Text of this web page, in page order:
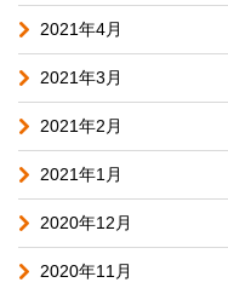
2021年4月
2021年3月
2021年2月
2021年1月
2020年12月
2020年11月